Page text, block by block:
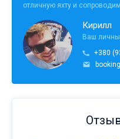
отличную яхту и
Кирилл
Ваш
+380